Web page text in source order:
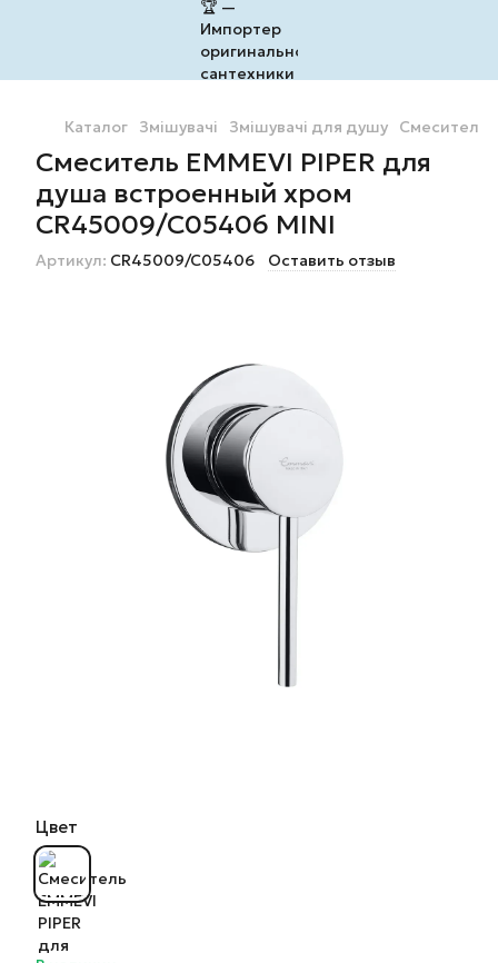
Каталог Змішувачі Змішувачі для душу Смеситель
Смеситель EMMEVI PIPER для
душа встроенный хром
CR45009/C05406 MINI
Артикул: CR45009/C05406 Оставить отзыв
Цвет